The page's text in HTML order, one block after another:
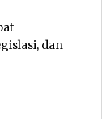
dan